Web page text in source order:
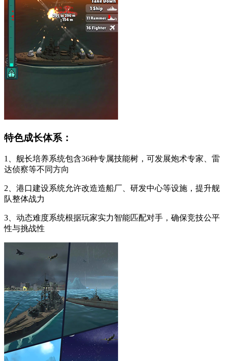
特色成长体系：
1、舰长培养系统包含36种专属技能树，可发展炮术专家、雷
达侦察等不同方向
2、港口建设系统允许改造造船厂、研发中心等设施，提升舰
队整体战力
3、动态难度系统根据玩家实力智能匹配对手，确保竞技公平
性与挑战性